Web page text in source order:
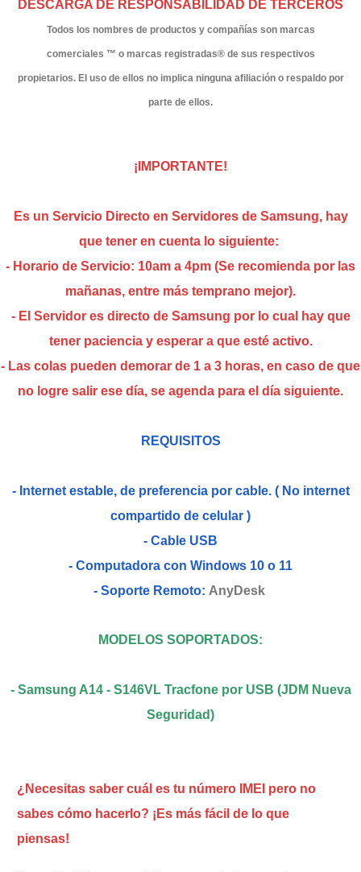
DESCARGA DE RESPONSABILIDAD DE TERCEROS
Todos los nombres de productos y compañías son marcas
comerciales ™ o marcas registradas® de sus respectivos
propietarios. El uso de ellos no implica ninguna afiliación o respaldo por
parte de ellos.
¡IMPORTANTE!
Es un Servicio Directo en Servidores de Samsung, hay
que tener en cuenta lo siguiente:
- Horario de Servicio: 10am a 4pm (Se recomienda por las
mañanas, entre más temprano mejor).
- El Servidor es directo de Samsung por lo cual hay que
tener paciencia y esperar a que esté activo.
- Las colas pueden demorar de 1 a 3 horas, en caso de que
no logre salir ese día, se agenda para el día siguiente.
REQUISITOS
- Internet estable, de preferencia por cable. ( No internet
compartido de celular )
- Cable USB
- Computadora con Windows 10 o 11
- Soporte Remoto: AnyDesk
MODELOS SOPORTADOS:
- Samsung A14 - S146VL Tracfone por USB (JDM Nueva
Seguridad)
¿Necesitas saber cuál es tu número IMEI pero no
sabes cómo hacerlo? ¡Es más fácil de lo que
piensas!